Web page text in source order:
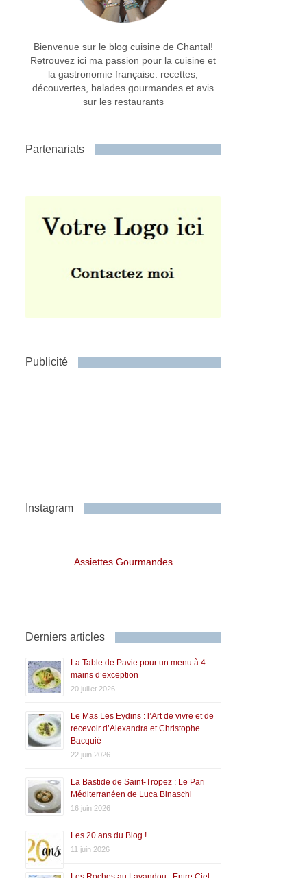
Bienvenue sur le blog cuisine de Chantal!
Retrouvez ici ma passion pour la cuisine et
la gastronomie française: recettes,
découvertes, balades gourmandes et avis
sur les restaurants
Partenariats
Publicité
Instagram
Assiettes Gourmandes
Derniers articles
La Table de Pavie pour un menu à 4
mains d’exception
20 juillet 2026
Le Mas Les Eydins : l’Art de vivre et de
recevoir d’Alexandra et Christophe
Bacquié
22 juin 2026
La Bastide de Saint-Tropez : Le Pari
Méditerranéen de Luca Binaschi
16 juin 2026
Les 20 ans du Blog !
11 juin 2026